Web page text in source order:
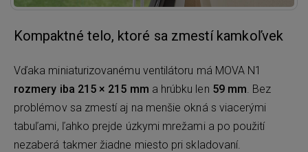
Kompaktné telo, ktoré sa zmestí kamkoľvek
Vďaka miniaturizovanému ventilátoru má MOVA N1
rozmery iba 215 × 215 mm a hrúbku len 59 mm. Bez
problémov sa zmestí aj na menšie okná s viacerými
tabuľami, ľahko prejde úzkymi mrežami a po použití
nezaberá takmer žiadne miesto pri skladovaní.